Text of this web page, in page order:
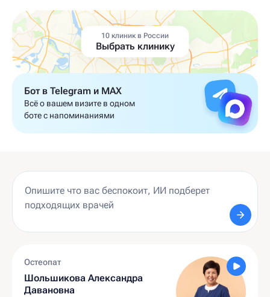
10 клиник в России
Выбрать клинику
Бот в Telegram и MAX
Всё о вашем визите в одном
боте с напоминаниями
Остеопат
Шольшикова Александра
Давановна